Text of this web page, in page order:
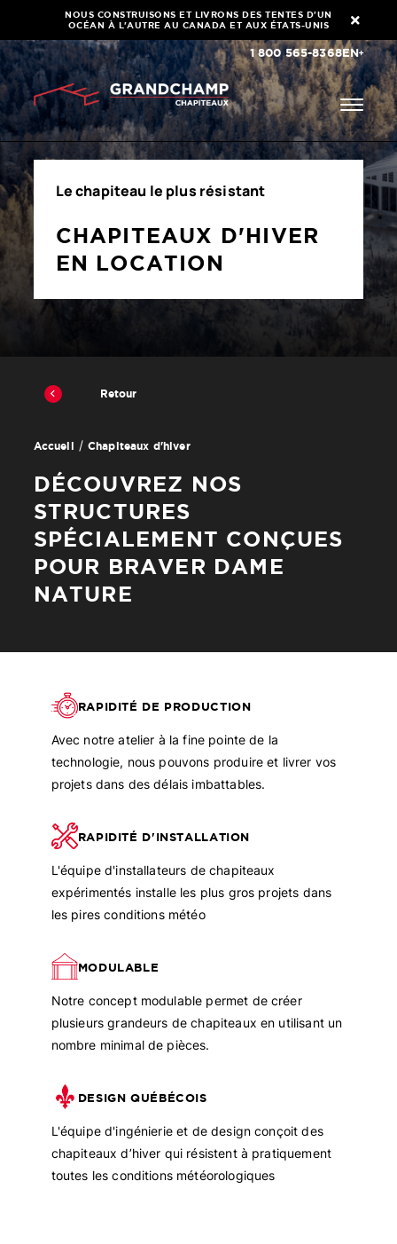
NOUS CONSTRUISONS ET LIVRONS DES TENTES D'UN
OCÉAN À L'AUTRE AU CANADA ET AUX ÉTATS-UNIS
1 800 565-8368EN
Le chapiteau le plus résistant
CHAPITEAUX D'HIVER
EN LOCATION
Retour
Accueil Chapiteaux d'hiver
DÉCOUVREZ NOS
STRUCTURES
SPÉCIALEMENT CONÇUES
POUR BRAVER DAME
NATURE
RAPIDITÉ DE PRODUCTION
Avec notre atelier à la fine pointe de la
technologie, nous pouvons produire et livrer vos
projets dans des délais imbattables.
RAPIDITÉ D'INSTALLATION
L'équipe d'installateurs de chapiteaux
expérimentés installe les plus gros projets dans
les pires conditions météo
MODULABLE
Notre concept modulable permet de créer
plusieurs grandeurs de chapiteaux en utilisant un
nombre minimal de pièces.
DESIGN QUÉBÉCOIS
L'équipe d'ingénierie et de design conçoit des
chapiteaux d’hiver qui résistent à pratiquement
toutes les conditions météorologiques